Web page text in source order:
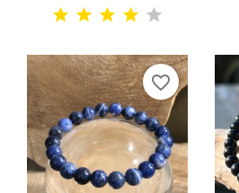
favorite_border